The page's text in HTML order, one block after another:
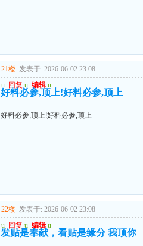
21楼 发表于: 2026-06-02 23:08 ---
u 回复 u 编辑 u
好料必参,顶上!好料必参,顶上
好料必参,顶上!好料必参,顶上
22楼 发表于: 2026-06-02 23:08 ---
u 回复 u 编辑 u
发贴是奉献，看贴是缘分 我顶你